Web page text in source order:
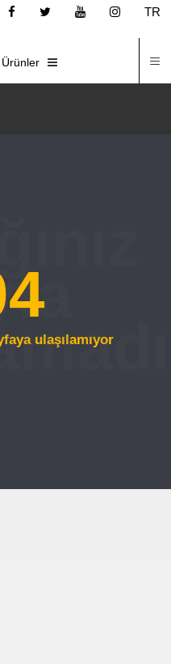
TR
Ürünler
ulaşılamıyor